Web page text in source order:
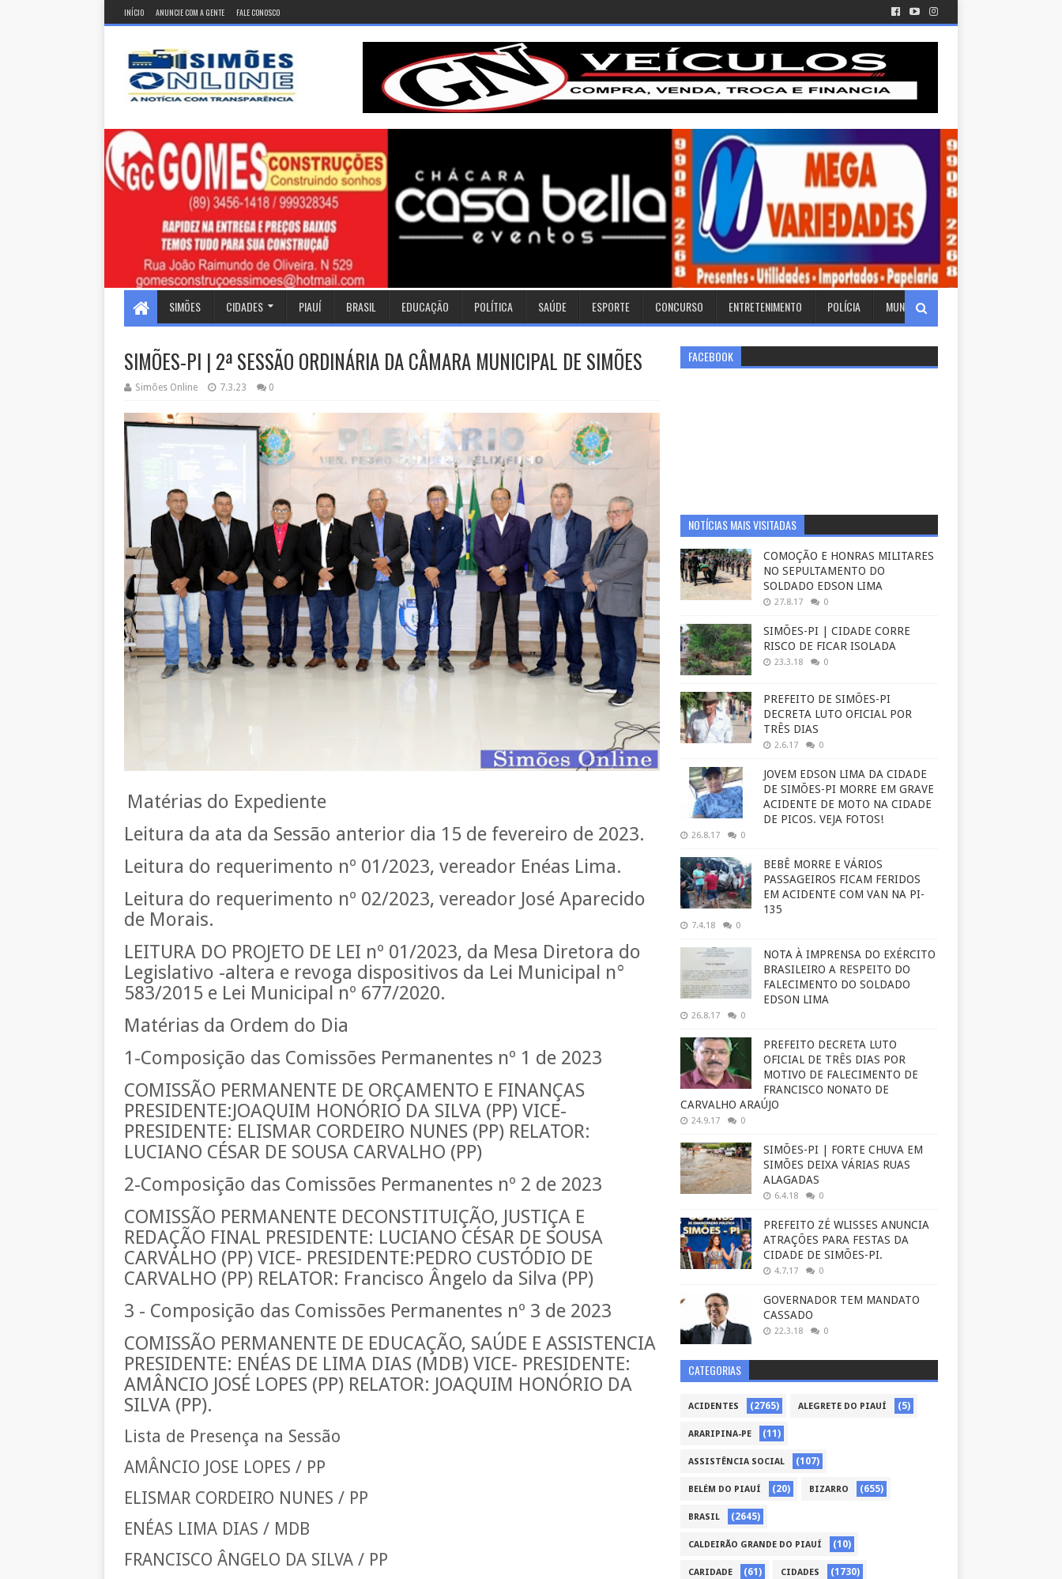
INÍCIO ANUNCIE COM A GENTE FALE CONOSCO
SIMÕES CIDADES PIAUÍ BRASIL EDUCAÇÃO POLÍTICA SAÚDE ESPORTE CONCURSO ENTRETENIMENTO POLÍCIA MUNDO
SIMÕES-PI | 2ª SESSÃO ORDINÁRIA DA CÂMARA MUNICIPAL DE SIMÕES
Simões Online 7.3.23 0
Matérias do Expediente
Leitura da ata da Sessão anterior dia 15 de fevereiro de 2023.
Leitura do requerimento nº 01/2023, vereador Enéas Lima.
Leitura do requerimento nº 02/2023, vereador José Aparecido
de Morais.
LEITURA DO PROJETO DE LEI nº 01/2023, da Mesa Diretora do
Legislativo -altera e revoga dispositivos da Lei Municipal n°
583/2015 e Lei Municipal nº 677/2020.
Matérias da Ordem do Dia
1-Composição das Comissões Permanentes nº 1 de 2023
COMISSÃO PERMANENTE DE ORÇAMENTO E FINANÇAS
PRESIDENTE:JOAQUIM HONÓRIO DA SILVA (PP) VICE-
PRESIDENTE: ELISMAR CORDEIRO NUNES (PP) RELATOR:
LUCIANO CÉSAR DE SOUSA CARVALHO (PP)
2-Composição das Comissões Permanentes nº 2 de 2023
COMISSÃO PERMANENTE DECONSTITUIÇÃO, JUSTIÇA E
REDAÇÃO FINAL PRESIDENTE: LUCIANO CÉSAR DE SOUSA
CARVALHO (PP) VICE- PRESIDENTE:PEDRO CUSTÓDIO DE
CARVALHO (PP) RELATOR: Francisco Ângelo da Silva (PP)
3 - Composição das Comissões Permanentes nº 3 de 2023
COMISSÃO PERMANENTE DE EDUCAÇÃO, SAÚDE E ASSISTENCIA
PRESIDENTE: ENÉAS DE LIMA DIAS (MDB) VICE- PRESIDENTE:
AMÂNCIO JOSÉ LOPES (PP) RELATOR: JOAQUIM HONÓRIO DA
SILVA (PP).
Lista de Presença na Sessão
AMÂNCIO JOSE LOPES / PP
ELISMAR CORDEIRO NUNES / PP
ENÉAS LIMA DIAS / MDB
FRANCISCO ÂNGELO DA SILVA / PP
FACEBOOK
NOTÍCIAS MAIS VISITADAS
COMOÇÃO E HONRAS MILITARES
NO SEPULTAMENTO DO
SOLDADO EDSON LIMA
27.8.17 0
SIMÕES-PI | CIDADE CORRE
RISCO DE FICAR ISOLADA
23.3.18 0
PREFEITO DE SIMÕES-PI
DECRETA LUTO OFICIAL POR
TRÊS DIAS
2.6.17 0
JOVEM EDSON LIMA DA CIDADE
DE SIMÕES-PI MORRE EM GRAVE
ACIDENTE DE MOTO NA CIDADE
DE PICOS. VEJA FOTOS!
26.8.17 0
BEBÊ MORRE E VÁRIOS
PASSAGEIROS FICAM FERIDOS
EM ACIDENTE COM VAN NA PI-
135
7.4.18 0
NOTA À IMPRENSA DO EXÉRCITO
BRASILEIRO A RESPEITO DO
FALECIMENTO DO SOLDADO
EDSON LIMA
26.8.17 0
PREFEITO DECRETA LUTO
OFICIAL DE TRÊS DIAS POR
MOTIVO DE FALECIMENTO DE
FRANCISCO NONATO DE
CARVALHO ARAÚJO
24.9.17 0
SIMÕES-PI | FORTE CHUVA EM
SIMÕES DEIXA VÁRIAS RUAS
ALAGADAS
6.4.18 0
PREFEITO ZÉ WLISSES ANUNCIA
ATRAÇÕES PARA FESTAS DA
CIDADE DE SIMÕES-PI.
4.7.17 0
GOVERNADOR TEM MANDATO
CASSADO
22.3.18 0
CATEGORIAS
ACIDENTES (2765) ALEGRETE DO PIAUÍ (5)
ARARIPINA-PE (11)
ASSISTÊNCIA SOCIAL (107)
BELÉM DO PIAUÍ (20) BIZARRO (655)
BRASIL (2645)
CALDEIRÃO GRANDE DO PIAUÍ (10)
CARIDADE (61) CIDADES (1730)